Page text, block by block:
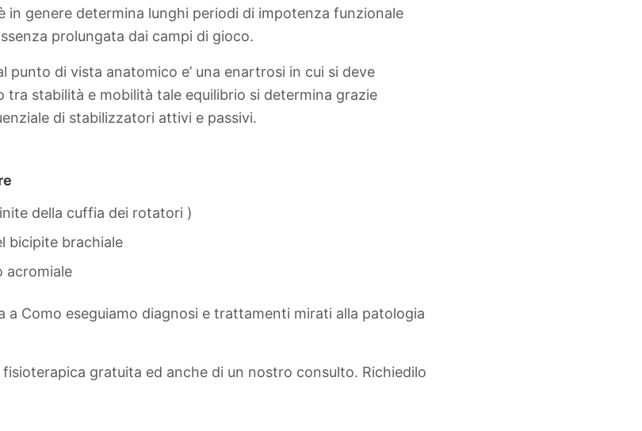
genere determina lunghi periodi di impotenza funzionale
prolungata dai campi di gioco.
punto di vista anatomico e’ una enartrosi in cui si deve
stabilità e mobilità tale equilibrio si determina grazie
di stabilizzatori attivi e passivi.
della cuffia dei rotatori )
bicipite brachiale
acromiale
Como eseguiamo diagnosi e trattamenti mirati alla patologia
gratuita ed anche di un nostro consulto. Richiedilo